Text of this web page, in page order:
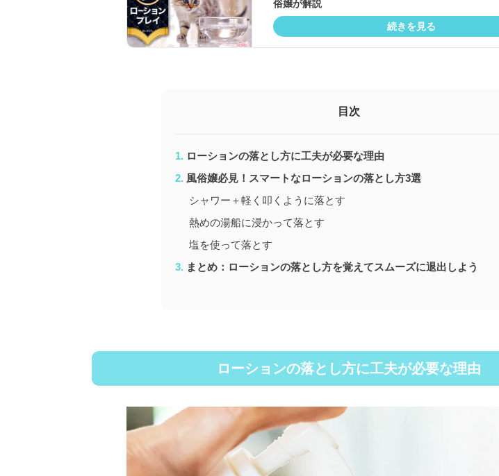
俗嬢が解説
続きを見る
目次
ローションの落とし方に工夫が必要な理由
風俗嬢必見！スマートなローションの落とし方3選
シャワー＋軽く叩くように落とす
熱めの湯船に浸かって落とす
塩を使って落とす
まとめ：ローションの落とし方を覚えてスムーズに退出しよう
ローションの落とし方に工夫が必要な理由